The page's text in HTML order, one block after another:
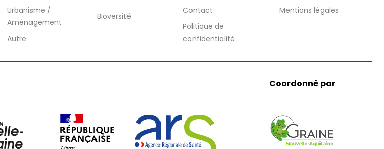
Urbanisme /
Aménagement
Bioversité
Autre
Contact
Mentions légales
Politique de
confidentialité
Coordonné par